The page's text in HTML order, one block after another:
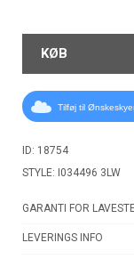
KØB
Tilføj til
ID: 18754
STYLE: I034496 3LW
GARANTI FOR
LEVERINGS INFO